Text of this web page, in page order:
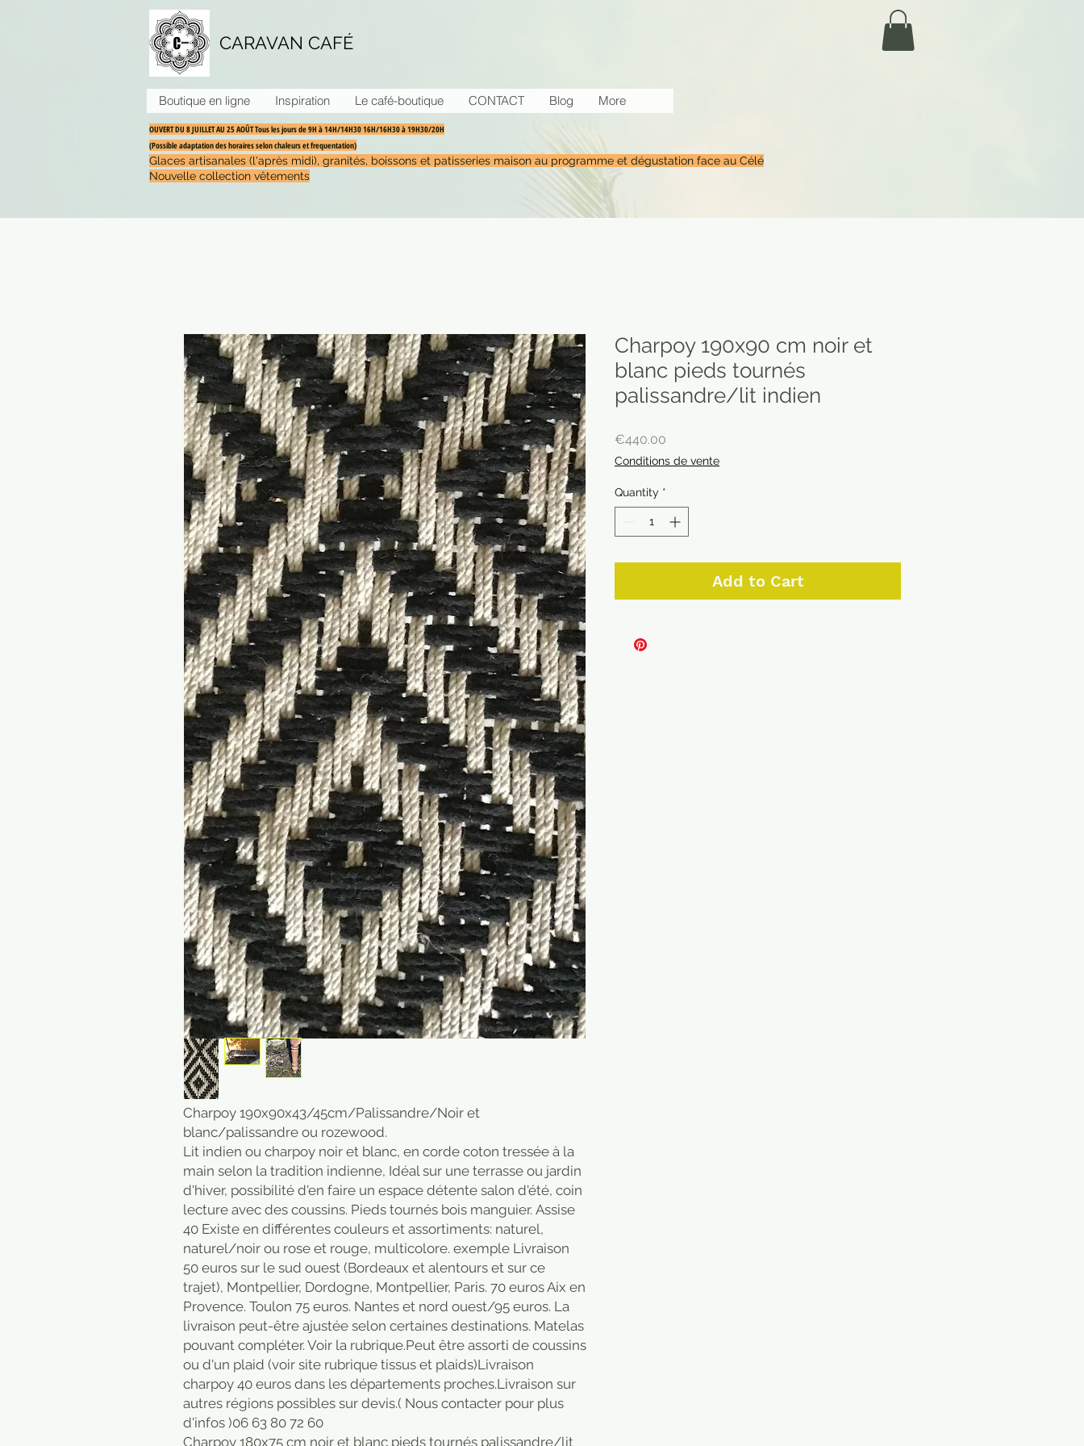
CARAVAN CAFÉ
Boutique en ligne Inspiration Le café-boutique CONTACT Blog More
OUVERT DU 8 JUILLET AU 25 AOÛT Tous les jours de 9H à 14H/14H30 16H/16H30 à 19H30/20H
(Possible adaptation des horaires selon chaleurs et frequentation)
Glaces artisanales (l'après midi), granités, boissons et patisseries maison au programme et dégustation face au Célé
Nouvelle collection vêtements
Charpoy 190x90x43/45cm/Palissandre/Noir et
blanc/palissandre ou rozewood.
Lit indien ou charpoy noir et blanc, en corde coton tressée à la
main selon la tradition indienne, Idéal sur une terrasse ou jardin
d'hiver, possibilité d'en faire un espace détente salon d'été, coin
lecture avec des coussins. Pieds tournés bois manguier. Assise
40 Existe en différentes couleurs et assortiments: naturel,
naturel/noir ou rose et rouge, multicolore. exemple Livraison
50 euros sur le sud ouest (Bordeaux et alentours et sur ce
trajet), Montpellier, Dordogne, Montpellier, Paris. 70 euros Aix en
Provence. Toulon 75 euros. Nantes et nord ouest/95 euros. La
livraison peut-être ajustée selon certaines destinations. Matelas
pouvant compléter. Voir la rubrique.Peut être assorti de coussins
ou d'un plaid (voir site rubrique tissus et plaids)Livraison
charpoy 40 euros dans les départements proches.Livraison sur
autres régions possibles sur devis.( Nous contacter pour plus
d'infos )06 63 80 72 60
Charpoy 180x75 cm noir et blanc pieds tournés palissandre/lit
Charpoy 190x90 cm noir et
blanc pieds tournés
palissandre/lit indien
€440.00
Conditions de vente
Quantity *
Add to Cart